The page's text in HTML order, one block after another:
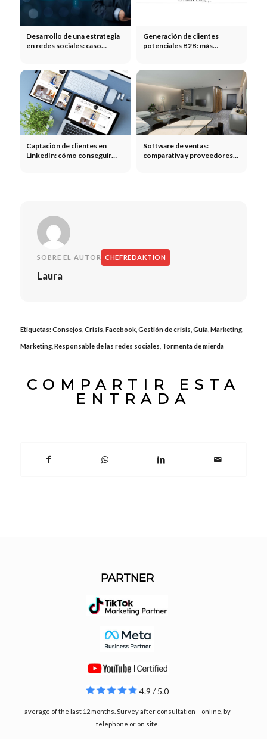
Desarrollo de una estrategia
en redes sociales: caso
ABC
Generación de clientes
potenciales B2B: más
Captación de clientes en
LinkedIn: cómo conseguir
Software de ventas:
comparativa y proveedores
SOBRE EL AUTOR CHEFREDAKTION
Laura
Etiquetas:Consejos Crisis Facebook, Gestión de crisis Guía, Marketing,
Marketing, Responsable de las redes sociales Tormenta de mierda
COMPARTIR ESTA
ENTRADA
PARTNER
4.9 / 5.0
average of the last 12 months. Survey after consultation – online, by
telephone or on site.